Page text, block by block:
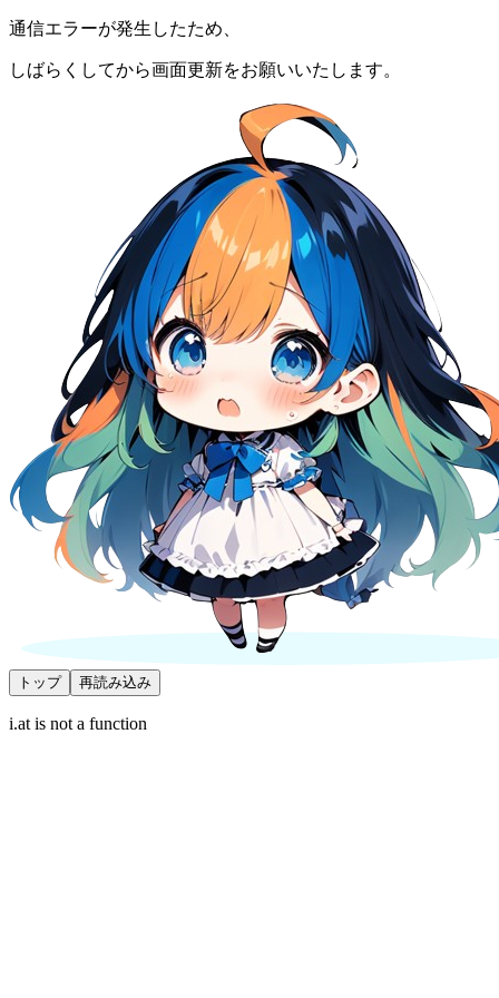
通信エラーが発生したため、
しばらくしてから画面更新をお願いいたします。
トップ 再読み込み
i.at is not a function